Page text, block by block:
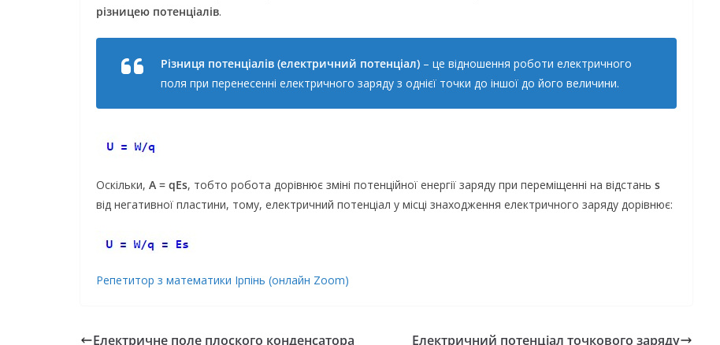
різницею потенціалів.
Різниця потенціалів (електричний потенціал) – це відношення роботи електричного
поля при перенесенні електричного заряду з однієї точки до іншої до його величини.
Оскільки, A = qEs, тобто робота дорівнює зміні потенційної енергії заряду при переміщенні на відстань s
від негативної пластини, тому, електричний потенціал у місці знаходження електричного заряду дорівнює:
Репетитор з математики Ірпінь (онлайн Zoom)
Електричне поле плоского конденсатора Електричний потенціал точкового заряду